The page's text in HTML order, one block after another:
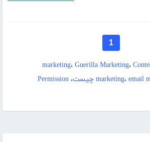
1
marketing، Guerilla Marketing،
marketing، email ، Permission